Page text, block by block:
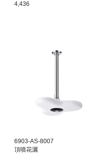
4,436
6903-AS-8007
頂噴花灑